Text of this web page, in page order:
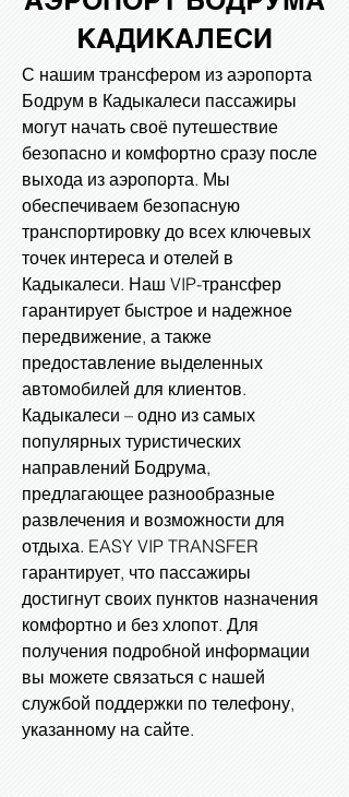
КАДИКАЛЕСИ
С нашим трансфером из аэропорта
Бодрум в Кадыкалеси пассажиры
могут начать своё путешествие
безопасно и комфортно сразу после
выхода из аэропорта. Мы
обеспечиваем безопасную
транспортировку до всех ключевых
точек интереса и отелей в
Кадыкалеси. Наш VIP-трансфер
гарантирует быстрое и надежное
передвижение, а также
предоставление выделенных
автомобилей для клиентов.
Кадыкалеси – одно из самых
популярных туристических
направлений Бодрума,
предлагающее разнообразные
развлечения и возможности для
отдыха. EASY VIP TRANSFER
гарантирует, что пассажиры
достигнут своих пунктов назначения
комфортно и без хлопот. Для
получения подробной информации
вы можете связаться с нашей
службой поддержки по телефону,
указанному на сайте.